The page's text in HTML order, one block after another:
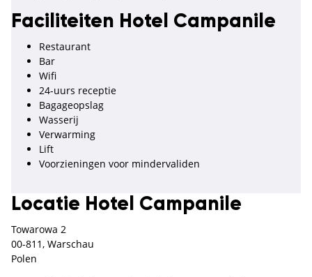
Faciliteiten Hotel Campanile
Restaurant
Bar
Wifi
24-uurs receptie
Bagageopslag
Wasserij
Verwarming
Lift
Voorzieningen voor mindervaliden
Locatie Hotel Campanile
Towarowa 2
00-811, Warschau
Polen